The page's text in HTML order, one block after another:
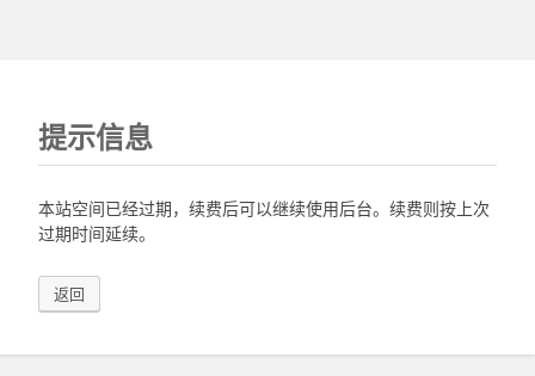
提示信息
本站空间已经过期，续费后可以继续使用后台。续费则按上次
过期时间延续。
返回